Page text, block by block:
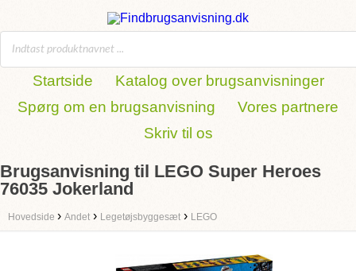
Startside
Katalog over brugsanvisninger
Spørg om en brugsanvisning
Vores partnere
Skriv til os
Brugsanvisning til LEGO Super Heroes
76035 Jokerland
Hovedside › Andet › Legetøjsbyggesæt › LEGO